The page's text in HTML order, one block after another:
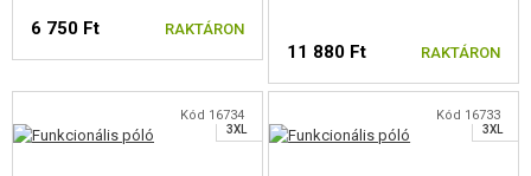
6 750 Ft RAKTÁRON
VÁLASSZON MÉRETET
11 880 Ft RAKTÁRON
VÁLASSZON MÉRETET
Kód 16734
3XL
L
Kód 16733
3XL